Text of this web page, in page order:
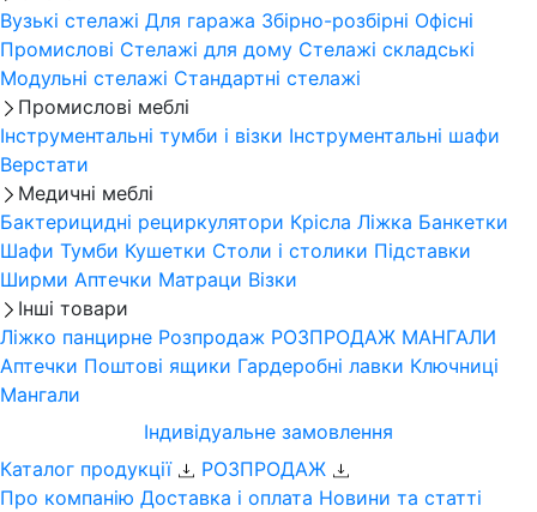
Вузькі стелажі Для гаража Збірно-розбірні Офісні
Промислові Стелажі для дому Стелажі складські
Модульні стелажі Стандартні стелажі
Промислові меблі
Інструментальні тумби і візки Інструментальні шафи
Верстати
Медичні меблі
Бактерицидні рециркулятори Крісла Ліжка Банкетки
Шафи Тумби Кушетки Столи і столики Підставки
Ширми Аптечки Матраци Візки
Інші товари
Ліжко панцирне Розпродаж РОЗПРОДАЖ МАНГАЛИ
Аптечки Поштові ящики Гардеробні лавки Ключниці
Мангали
Індивідуальне замовлення
Каталог продукції
РОЗПРОДАЖ
Про компанію Доставка і оплата Новини та статті